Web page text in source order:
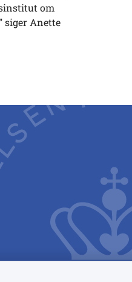
om
siger Anette